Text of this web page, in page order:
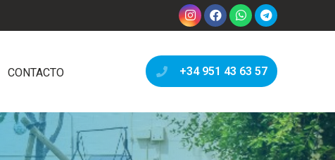
CONTACTO +34 951 43 63 57